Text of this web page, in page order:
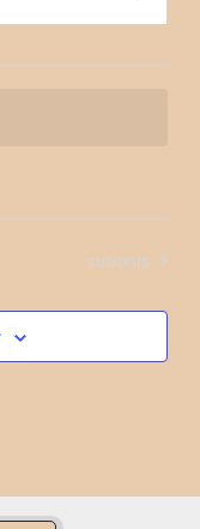
Évènements
suivants